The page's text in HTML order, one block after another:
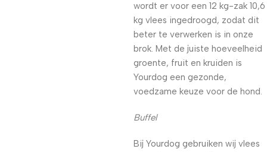
wordt er voor een 12 kg-zak 10,6
kg vlees ingedroogd, zodat dit
beter te verwerken is in onze
brok. Met de juiste hoeveelheid
groente, fruit en kruiden is
Yourdog een gezonde,
voedzame keuze voor de hond.
Buffel
Bij Yourdog gebruiken wij vlees